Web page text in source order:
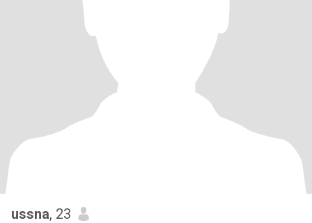
ussna, 23